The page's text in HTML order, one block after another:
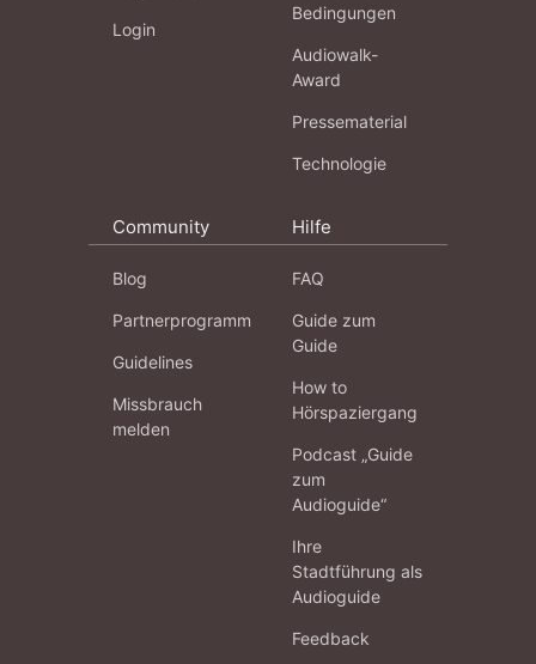
Login
Bedingungen
Audiowalk-
Award
Pressematerial
Technologie
Community
Blog
Partnerprogramm
Guidelines
Missbrauch
melden
Hilfe
FAQ
Guide zum
Guide
How to
Hörspaziergang
Podcast „Guide
zum
Audioguide“
Ihre
Stadtführung als
Audioguide
Feedback